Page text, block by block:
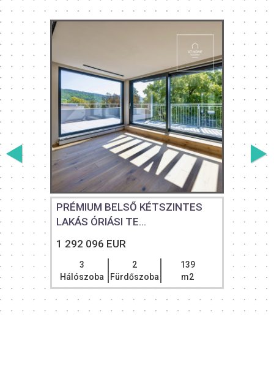
PRÉMIUM BELSŐ KÉTSZINTES
LAKÁS ÓRIÁSI TE...
1 292 096 EUR
3
Hálószoba
2
Fürdőszoba
139
m2